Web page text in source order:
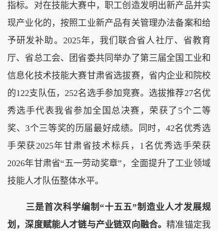
指标。对在技能大赛中，职工创造发明出新产品并实
现产业化的，按照工业新产品有关管理办法备案和给
予研发补助。2025年，我们联合省人社厅、省教育
厅、省总工会、团省委共同举办了第三届全国工业和
信息化技术技能大赛甘肃省选拔赛，省内企业和院校
的122支队伍，252名选手参加竞赛。选拔推荐27名优
秀选手代表我省参加全国总决赛，荣获了5个二等
奖、3个三等奖的历届最好成绩。同时，42名优秀选
手荣获2025年甘肃省技术标兵，1名优秀选手荣获
2026年甘肃省“五一劳动奖章”，全面提升了工业领域
技能人才队伍整体水平。
三是首次科学编制“十五五”制造业人才发展规
划，深度赋能人才链与产业链双向融合。精准锚定我